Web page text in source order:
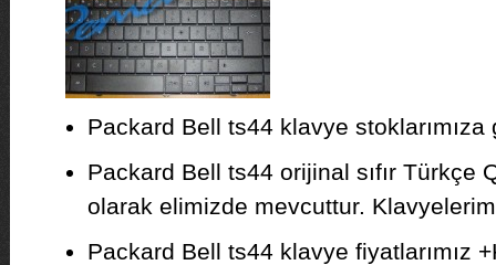
Packard Bell ts44 klavye stoklarımıza
Packard Bell ts44 orijinal sıfır Türkçe
olarak elimizde mevcuttur.
Packard Bell ts44 klavye fiyatlarımız